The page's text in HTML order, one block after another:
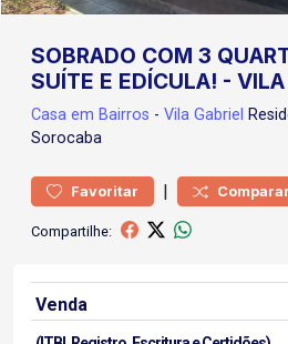
SOBRADO COM 3
SUÍTE E EDÍCULA! - VILA
Casa em Bairros - Vila Gabriel
Sorocaba
Favoritar | Comparar
Compartilhe:
Venda